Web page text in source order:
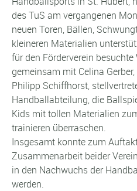
des TuS am vergangenen
neuen Toren, Bällen,
kleineren Materialien
für den Förderverein
gemeinsam mit Celina
Philipp Schiffhorst,
Handballabteilung, die
Kids mit tollen Materialien
trainieren überraschen.
Insgesamt konnte zum
Zusammenarbeit beider
in den Nachwuchs der
werden.